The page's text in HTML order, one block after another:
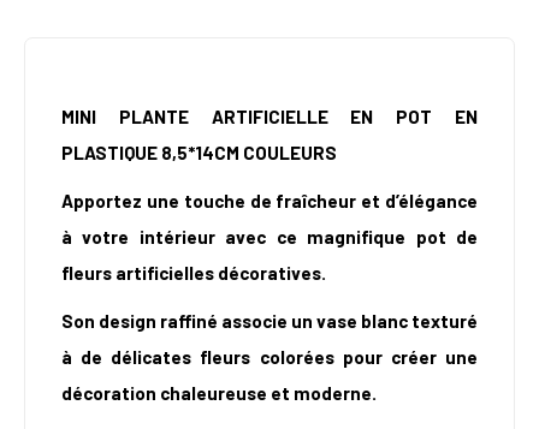
MINI PLANTE ARTIFICIELLE EN POT EN
PLASTIQUE 8,5*14CM COULEURS
Apportez une touche de fraîcheur et d’élégance
à votre intérieur avec ce magnifique pot de
fleurs artificielles décoratives.
Son design raffiné associe un vase blanc texturé
à de délicates fleurs colorées pour créer une
décoration chaleureuse et moderne.